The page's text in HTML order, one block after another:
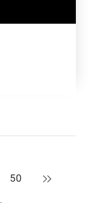
50 下一頁